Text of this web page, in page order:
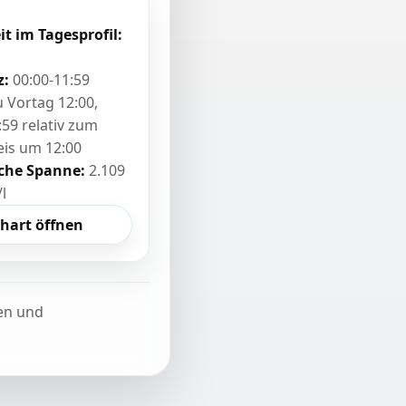
im Tagesprofil:
00:00-11:59
Vortag 12:00,
relativ zum
um 12:00
Spanne: 2.109
öffnen
und